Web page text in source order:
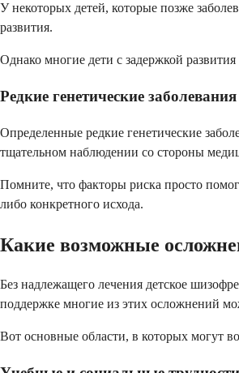
У некоторых детей, которые позже
развития.
Однако многие дети с задержкой
Редкие генетические заболевания
Определенные редкие генетические
тщательном наблюдении со стороны
Помните, что факторы риска просто
либо конкретного исхода.
Какие возможные
Без надлежащего лечения детское
поддержке многие из этих осложнений
Вот основные области, в которых могут